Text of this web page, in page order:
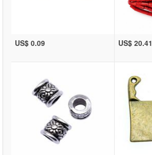
US$ 0.09 US$ 20.41